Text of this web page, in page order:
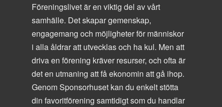
Föreningslivet är en viktig del av vårt
samhälle. Det skapar gemenskap,
engagemang och möjligheter för människor
i alla åldrar att utvecklas och ha kul. Men att
driva en förening kräver resurser, och ofta är
det en utmaning att få ekonomin att gå ihop.
Genom Sponsorhuset kan du enkelt stötta
din favoritförening samtidigt som du handlar